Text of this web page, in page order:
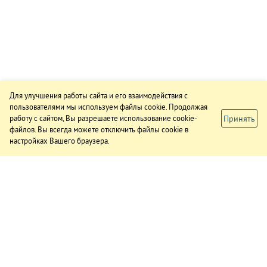
Для улучшения работы сайта и его взаимодействия с
пользователями мы используем файлы cookie. Продолжая
работу с сайтом, Вы разрешаете использование cookie-
файлов. Вы всегда можете отключить файлы cookie в
настройках Вашего браузера.
Принять